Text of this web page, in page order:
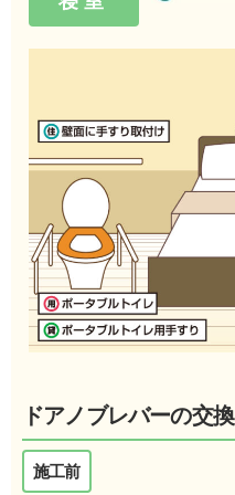
ドアノブレバーの交換
施工前